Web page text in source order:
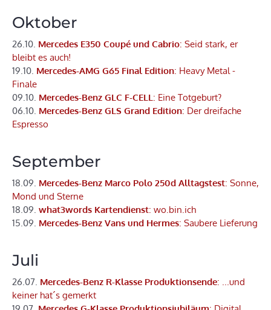
Oktober
26.10. Mercedes E350 Coupé und Cabrio: Seid stark, er
bleibt es auch!
19.10. Mercedes-AMG G65 Final Edition: Heavy Metal -
Finale
09.10. Mercedes-Benz GLC F-CELL: Eine Totgeburt?
06.10. Mercedes-Benz GLS Grand Edition: Der dreifache
Espresso
September
18.09. Mercedes-Benz Marco Polo 250d Alltagstest: Sonne,
Mond und Sterne
18.09. what3words Kartendienst: wo.bin.ich
15.09. Mercedes-Benz Vans und Hermes: Saubere Lieferung
Juli
26.07. Mercedes-Benz R-Klasse Produktionsende: ...und
keiner hat´s gemerkt